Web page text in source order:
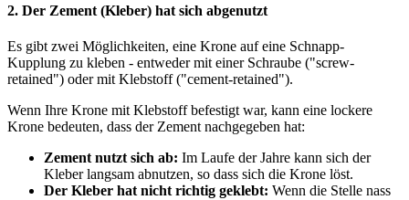
2. Der Zement (Kleber) hat sich abgenutzt
Es gibt zwei Möglichkeiten, eine Krone auf eine Schnapp-
Kupplung zu kleben - entweder mit einer Schraube ("screw-
retained") oder mit Klebstoff ("cement-retained").
Wenn Ihre Krone mit Klebstoff befestigt war, kann eine lockere
Krone bedeuten, dass der Zement nachgegeben hat:
Zement nutzt sich ab: Im Laufe der Jahre kann sich der
Kleber langsam abnutzen, so dass sich die Krone löst.
Der Kleber hat nicht richtig geklebt: Wenn die Stelle nass